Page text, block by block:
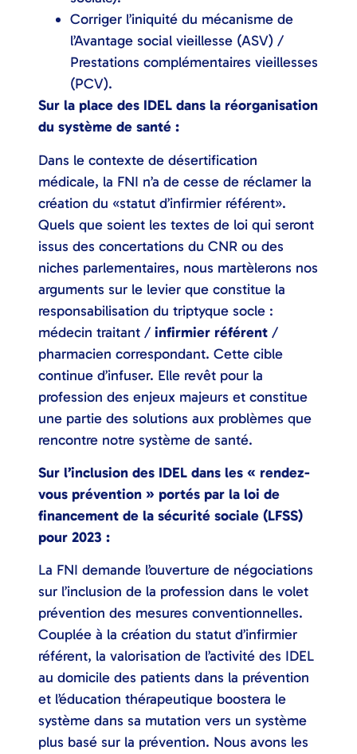
Corriger l’iniquité du mécanisme de
l’Avantage social vieillesse (ASV) /
Prestations complémentaires vieillesses
(PCV).
Sur la place des IDEL dans la réorganisation
du système de santé :
Dans le contexte de désertification
médicale, la FNI n’a de cesse de réclamer la
création du «statut d’infirmier référent».
Quels que soient les textes de loi qui seront
issus des concertations du CNR ou des
niches parlementaires, nous martèlerons nos
arguments sur le levier que constitue la
responsabilisation du triptyque socle :
médecin traitant / infirmier référent /
pharmacien correspondant. Cette cible
continue d’infuser. Elle revêt pour la
profession des enjeux majeurs et constitue
une partie des solutions aux problèmes que
rencontre notre système de santé.
Sur l’inclusion des IDEL dans les « rendez-
vous prévention » portés par la loi de
financement de la sécurité sociale (LFSS)
pour 2023 :
La FNI demande l’ouverture de négociations
sur l’inclusion de la profession dans le volet
prévention des mesures conventionnelles.
Couplée à la création du statut d’infirmier
référent, la valorisation de l’activité des IDEL
au domicile des patients dans la prévention
et l’éducation thérapeutique boostera le
système dans sa mutation vers un système
plus basé sur la prévention. Nous avons les